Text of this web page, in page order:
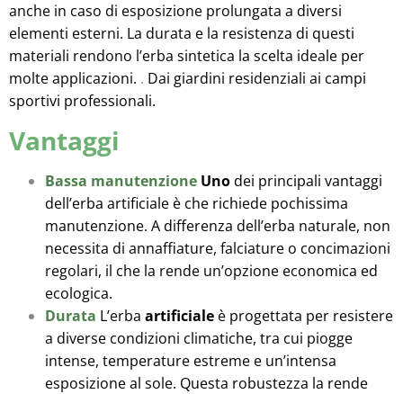
anche in caso di esposizione prolungata a diversi
elementi esterni. La durata e la resistenza di questi
materiali rendono l’erba sintetica la scelta ideale per
molte applicazioni. . Dai giardini residenziali ai campi
sportivi professionali.
Vantaggi
Bassa manutenzione Unodei principali vantaggi
dell’erba artificiale è che richiede pochissima
manutenzione. A differenza dell’erba naturale, non
necessita di annaffiature, falciature o concimazioni
regolari, il che la rende un’opzione economica ed
ecologica.
Durata L’erba artificiale è progettata per resistere
a diverse condizioni climatiche, tra cui piogge
intense, temperature estreme e un’intensa
esposizione al sole. Questa robustezza la rende